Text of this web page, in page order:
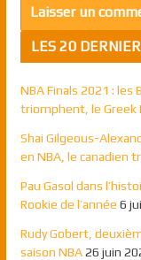
LES 20
NBA Finals 2021 :
triomphent, le Greek
Shai Gilgeous-
en NBA, le canadien
Pau Gasol dans
Rookie de l’année 6
Rudy Gobert,
saison NBA 26 juin